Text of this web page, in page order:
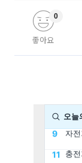
좋아요
0